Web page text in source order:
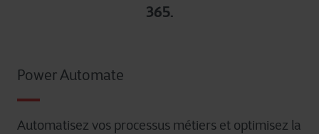
365.
Power Automate
Automatisez vos processus métiers et optimisez la